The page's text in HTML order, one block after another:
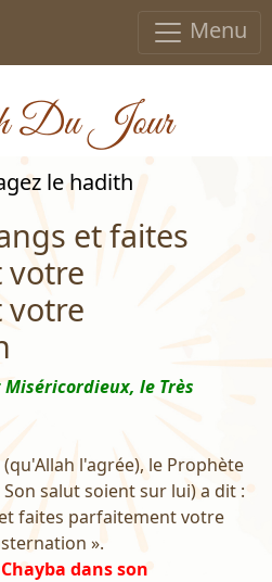
Menu
Du Jour
le hadith
et faites
votre
le Très
l'agrée), le Prophète
salut soient sur lui) a dit :
faites parfaitement votre
».
dans son